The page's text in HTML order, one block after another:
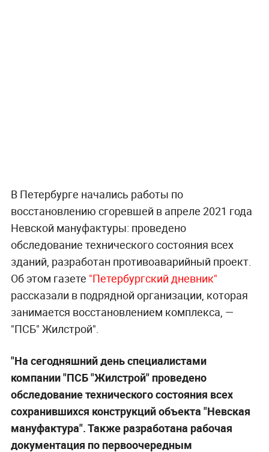
В Петербурге начались работы по
восстановлению сгоревшей в апреле 2021 года
Невской мануфактуры: проведено
обследование технического состояния всех
зданий, разработан противоаварийный проект.
Об этом газете "Петербургский дневник"
рассказали в подрядной организации, которая
занимается восстановлением комплекса, —
"ПСБ" Жилстрой".
"На сегодняшний день специалистами
компании "ПСБ "Жилстрой" проведено
обследование технического состояния всех
сохранившихся конструкций объекта "Невская
мануфактура". Также разработана рабочая
документация по первоочередным